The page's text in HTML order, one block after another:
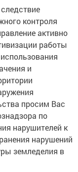
контроля
активно
работы
и
просим Вас
по
нарушителей к
нарушений
земледелия в